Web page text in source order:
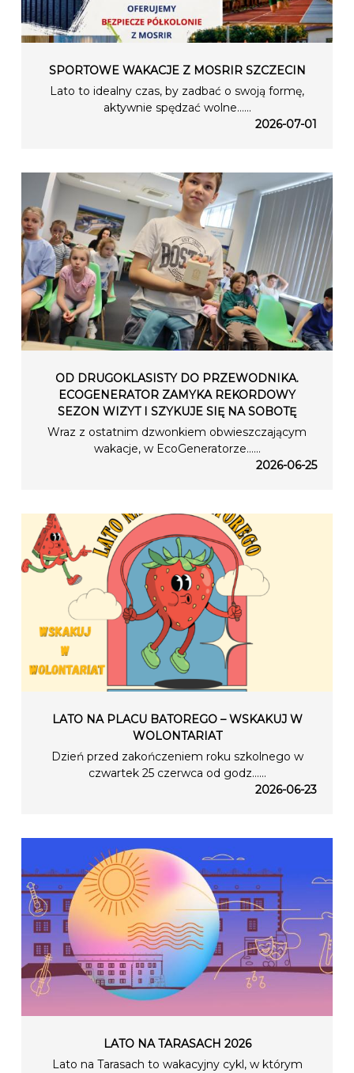
SPORTOWE WAKACJE Z MOSRIR SZCZECIN
Lato to idealny czas, by zadbać o swoją formę,
aktywnie spędzać wolne…...
2026-07-01
OD DRUGOKLASISTY DO PRZEWODNIKA.
ECOGENERATOR ZAMYKA REKORDOWY
SEZON WIZYT I SZYKUJE SIĘ NA SOBOTĘ
Wraz z ostatnim dzwonkiem obwieszczającym
wakacje, w EcoGeneratorze…...
2026-06-25
LATO NA PLACU BATOREGO – WSKAKUJ W
WOLONTARIAT
Dzień przed zakończeniem roku szkolnego w
czwartek 25 czerwca od godz…...
2026-06-23
LATO NA TARASACH 2026
Lato na Tarasach to wakacyjny cykl, w którym